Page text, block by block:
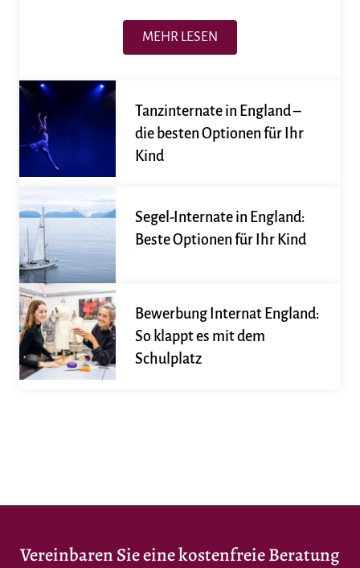
MEHR LESEN
Tanzinternate in England –
die besten Optionen für Ihr
Kind
Segel-Internate in England:
Beste Optionen für Ihr Kind
Bewerbung Internat England:
So klappt es mit dem
Schulplatz
Vereinbaren Sie eine kostenfreie Beratung